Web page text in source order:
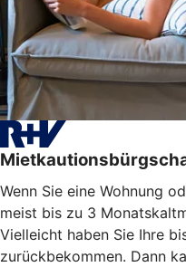
Wenn Sie eine Wohnung
meist bis zu 3
Vielleicht haben Sie Ihre
zurückbekommen. Dann